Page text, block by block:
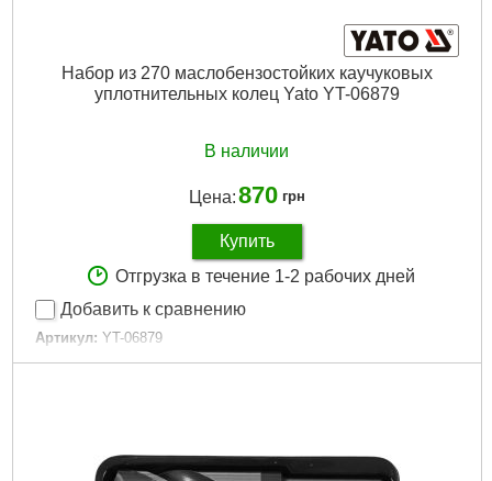
Набор из 270 маслобензостойких каучуковых
уплотнительных колец Yato YT-06879
В наличии
Цена:870 грн
Купить
Отгрузка в течение 1-2 рабочих дней
Добавить к сравнению
Артикул: YT-06879
Код товара: 19.36.63
Подробнее...